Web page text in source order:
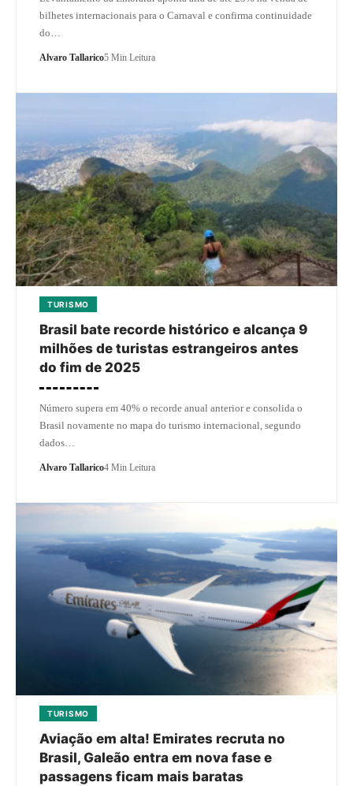
bilhetes internacionais para o Carnaval e confirma continuidade
do…
Alvaro Tallarico5 Min Leitura
TURISMO
Brasil bate recorde histórico e alcança 9
milhões de turistas estrangeiros antes
do fim de 2025
Número supera em 40% o recorde anual anterior e consolida o
Brasil novamente no mapa do turismo internacional, segundo
dados…
Alvaro Tallarico4 Min Leitura
TURISMO
Aviação em alta! Emirates recruta no
Brasil, Galeão entra em nova fase e
passagens ficam mais baratas